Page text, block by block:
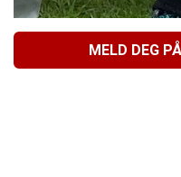
MELD DEG